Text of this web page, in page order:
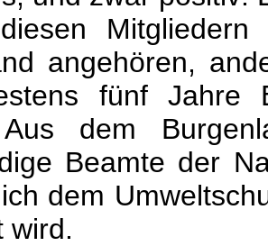
angehören,
fünf Jahre
Aus dem
Beamte der
dem
wird.